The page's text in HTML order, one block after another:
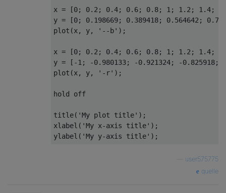
x = [0; 0.2 ; 0.4; 0.6; 0.8; 1 ; 1.2 ; 1.4;
y = [0; 0.198669; 0.389418; 0.564642 ;
plot (x, y, '--b' );
x = [0; 0.2 ; 0.4; 0.6; 0.8; 1 ; 1.2 ; 1.4;
y = [ -1 ; -0.980133; -0.921324; -0.825918;
plot (x, y, '-r' );
hold off
title( 'My plot title' );
xlabel( 'My x-axis title' );
ylabel( 'My y-axis title'
user575775
quelle